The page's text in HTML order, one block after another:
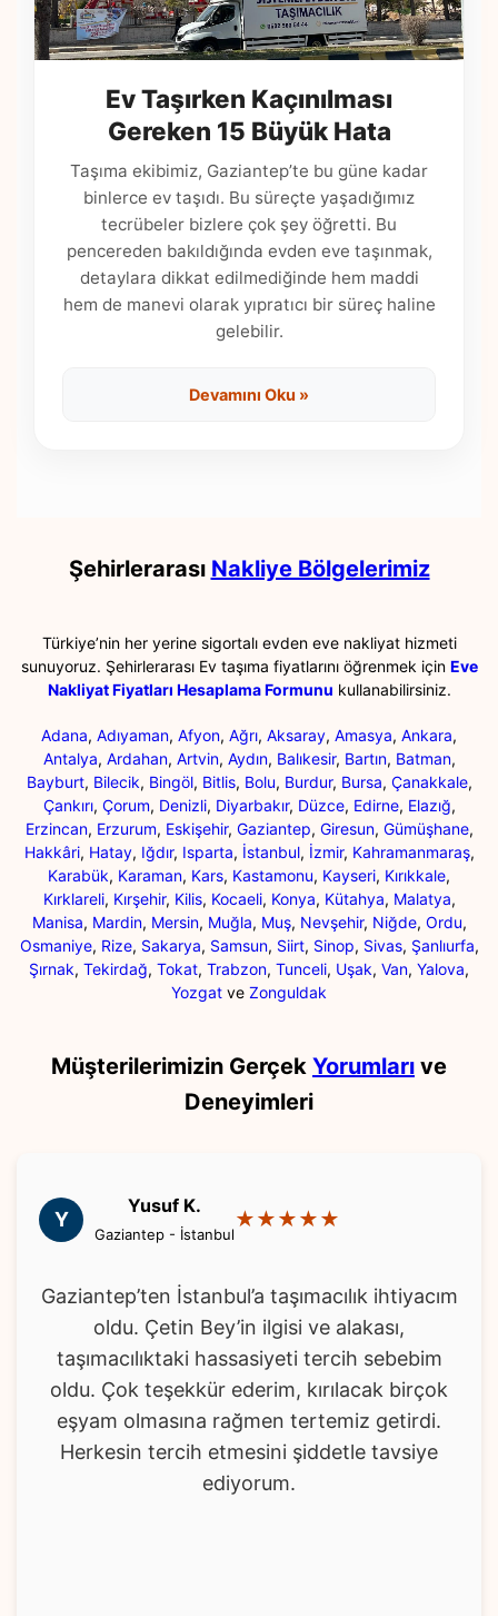
Ev Taşırken Kaçınılması
Gereken 15 Büyük Hata
Taşıma ekibimiz, Gaziantep’te bu güne kadar
binlerce ev taşıdı. Bu süreçte yaşadığımız
tecrübeler bizlere çok şey öğretti. Bu
pencereden bakıldığında evden eve taşınmak,
detaylara dikkat edilmediğinde hem maddi
hem de manevi olarak yıpratıcı bir süreç haline
gelebilir.
Devamını Oku »
Şehirlerarası Nakliye Bölgelerimiz
Türkiye’nin her yerine sigortalı evden eve nakliyat hizmeti
sunuyoruz. Şehirlerarası Ev taşıma fiyatlarını öğrenmek için Eve
Nakliyat Fiyatları Hesaplama Formunu kullanabilirsiniz.
Adana, Adıyaman, Afyon, Ağrı, Aksaray, Amasya, Ankara,
Antalya, Ardahan, Artvin, Aydın, Balıkesir, Bartın, Batman,
Bayburt, Bilecik, Bingöl, Bitlis, Bolu, Burdur, Bursa, Çanakkale,
Çankırı, Çorum, Denizli, Diyarbakır, Düzce, Edirne, Elazığ,
Erzincan, Erzurum, Eskişehir, Gaziantep, Giresun, Gümüşhane,
Hakkâri, Hatay, Iğdır, Isparta, İstanbul, İzmir, Kahramanmaraş,
Karabük, Karaman, Kars, Kastamonu, Kayseri, Kırıkkale,
Kırklareli, Kırşehir, Kilis, Kocaeli, Konya, Kütahya, Malatya,
Manisa, Mardin, Mersin, Muğla, Muş, Nevşehir, Niğde, Ordu,
Osmaniye, Rize, Sakarya, Samsun, Siirt, Sinop, Sivas, Şanlıurfa,
Şırnak, Tekirdağ, Tokat, Trabzon, Tunceli, Uşak, Van, Yalova,
Yozgat ve Zonguldak
Müşterilerimizin Gerçek Yorumları ve
Deneyimleri
Y
Yusuf K.
Gaziantep - İstanbul
★★★★★
Gaziantep’ten İstanbul’a taşımacılık ihtiyacım
oldu. Çetin Bey’in ilgisi ve alakası,
taşımacılıktaki hassasiyeti tercih sebebim
oldu. Çok teşekkür ederim, kırılacak birçok
eşyam olmasına rağmen tertemiz getirdi.
Herkesin tercih etmesini şiddetle tavsiye
ediyorum.